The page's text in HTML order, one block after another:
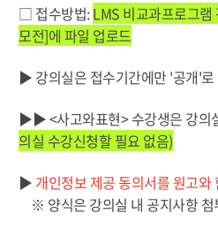
□ 접수방법:LMS 비교과프로그
모전]에 파일 업로드
▶ 강의실은 접수기간에만 '공개'로
▶▶<사고와표현>수강생은 강의
의실 수강신청할 필요 없음)
▶ 개인정보 제공 동의서를 원고와
※ 양식은 강의실 내 공지사항 첨